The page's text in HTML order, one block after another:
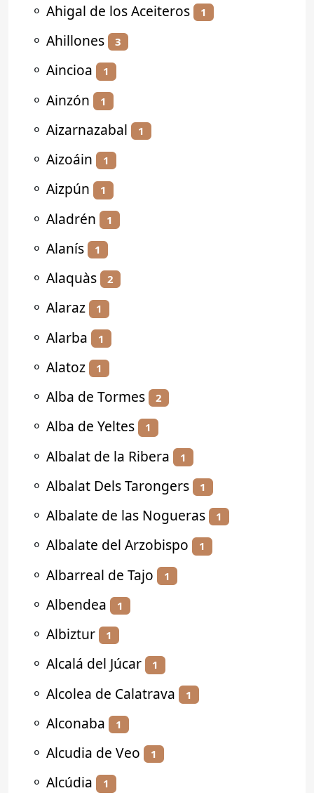
⚬ Ahigal de los Aceiteros 1
⚬ Ahillones 3
⚬ Aincioa 1
⚬ Ainzón 1
⚬ Aizarnazabal 1
⚬ Aizoáin 1
⚬ Aizpún 1
⚬ Aladrén 1
⚬ Alanís 1
⚬ Alaquàs 2
⚬ Alaraz 1
⚬ Alarba 1
⚬ Alatoz 1
⚬ Alba de Tormes 2
⚬ Alba de Yeltes 1
⚬ Albalat de la Ribera 1
⚬ Albalat Dels Tarongers 1
⚬ Albalate de las Nogueras 1
⚬ Albalate del Arzobispo 1
⚬ Albarreal de Tajo 1
⚬ Albendea 1
⚬ Albiztur 1
⚬ Alcalá del Júcar 1
⚬ Alcolea de Calatrava 1
⚬ Alconaba 1
⚬ Alcudia de Veo 1
⚬ Alcúdia 1